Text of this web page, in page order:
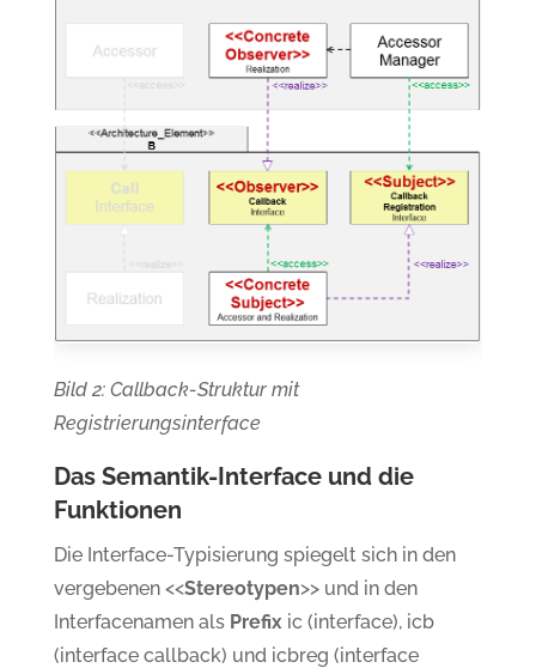
Bild 2: Callback-Struktur mit
Registrierungsinterface
Das Semantik-Interface und die
Funktionen
Die Interface-Typisierung spiegelt sich in den
vergebenen <<Stereotypen>> und in den
Interfacenamen als Prefix ic (interface), icb
(interface callback) und icbreg (interface